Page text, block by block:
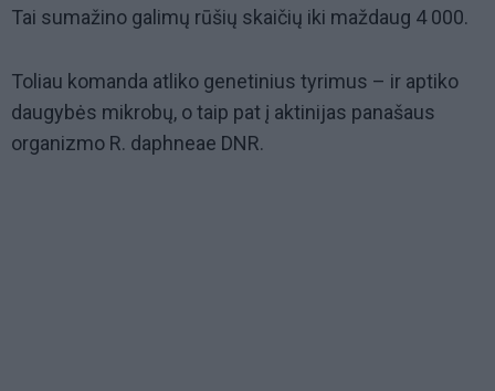
Tai sumažino galimų rūšių skaičių iki maždaug 4 000.
Toliau komanda atliko genetinius tyrimus – ir aptiko
daugybės mikrobų, o taip pat į aktinijas panašaus
organizmo R. daphneae DNR.